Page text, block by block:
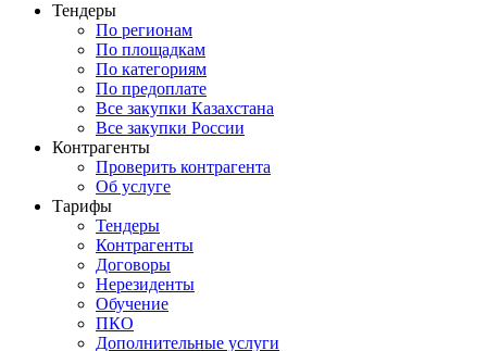
Тендеры
По регионам
По площадкам
По категориям
По предоплате
Все закупки Казахстана
Все закупки России
Контрагенты
Проверить контрагента
Об услуге
Тарифы
Тендеры
Контрагенты
Договоры
Нерезиденты
Обучение
ПКО
Дополнительные услуги